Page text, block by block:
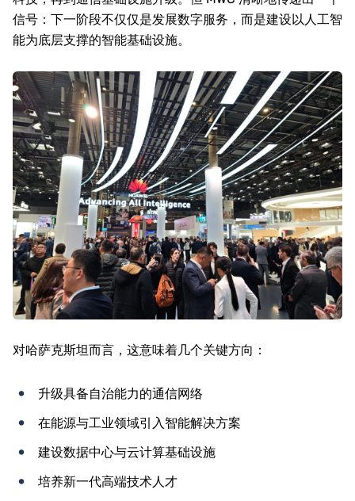
信号：下一阶段不仅仅是发展数字服务，而是建设以人工智
能为底层支撑的智能基础设施。
对哈萨克斯坦而言，这意味着几个关键方向：
升级具备自治能力的通信网络
在能源与工业领域引入智能解决方案
建设数据中心与云计算基础设施
培养新一代高端技术人才